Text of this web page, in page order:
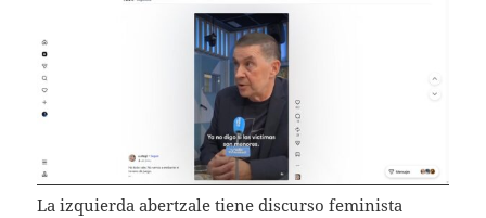
La izquierda abertzale tiene discurso feminista